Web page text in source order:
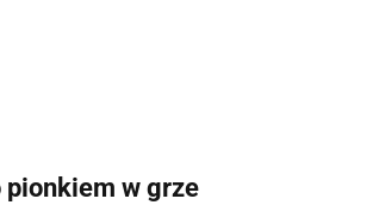
w grze